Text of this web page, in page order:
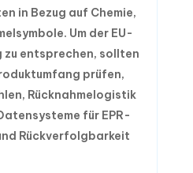
in Bezug auf Chemie,
Um der EU-
entsprechen, sollten
prüfen,
Rücknahmelogistik
für EPR-
Rückverfolgbarkeit